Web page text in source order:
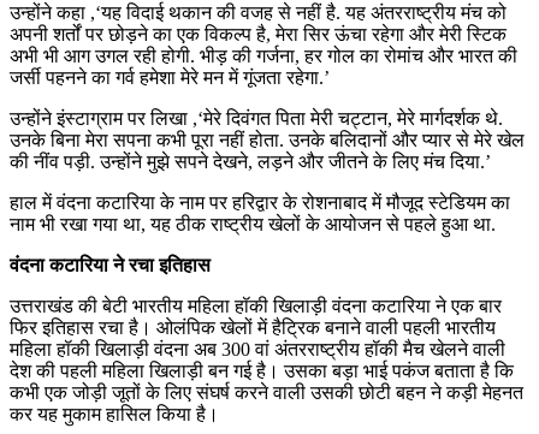
उन्होंने कहा ,‘यह विदाई थकान की वजह से नहीं है. यह अंतरराष्ट्रीय मंच को
अपनी शर्तों पर छोड़ने का एक विकल्प है, मेरा सिर ऊंचा रहेगा और मेरी स्टिक
अभी भी आग उगल रही होगी. भीड़ की गर्जना, हर गोल का रोमांच और भारत की
जर्सी पहनने का गर्व हमेशा मेरे मन में गूंजता रहेगा.’
उन्होंने इंस्टाग्राम पर लिखा ,‘मेरे दिवंगत पिता मेरी चट्टान, मेरे मार्गदर्शक थे.
उनके बिना मेरा सपना कभी पूरा नहीं होता. उनके बलिदानों और प्यार से मेरे खेल
की नींव पड़ी. उन्होंने मुझे सपने देखने, लड़ने और जीतने के लिए मंच दिया.’
हाल में वंदना कटार‍िया के नाम पर हर‍िद्वार के रोशनाबाद में मौजूद स्टेडियम का
नाम भी रखा गया था, यह ठीक राष्ट्रीय खेलों के आयोजन से पहले हुआ था.
वंदना कटारिया ने रचा इतिहास
उत्तराखंड की बेटी भारतीय महिला हॉकी खिलाड़ी वंदना कटारिया ने एक बार
फिर इतिहास रचा है। ओलंपिक खेलों में हैट्रिक बनाने वाली पहली भारतीय
महिला हॉकी खिलाड़ी वंदना अब 300 वां अंतरराष्ट्रीय हॉकी मैच खेलने वाली
देश की पहली महिला खिलाड़ी बन गई है। उसका बड़ा भाई पकंज बताता है कि
कभी एक जोड़ी जूतों के लिए संघर्ष करने वाली उसकी छोटी बहन ने कड़ी मेहनत
कर यह मुकाम हासिल किया है।